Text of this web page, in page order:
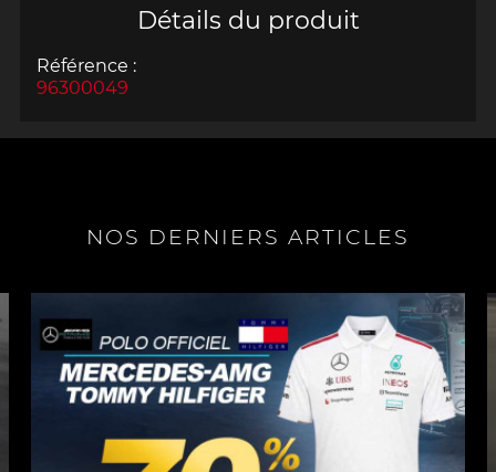
Détails du produit
Référence :
96300049
NOS DERNIERS ARTICLES